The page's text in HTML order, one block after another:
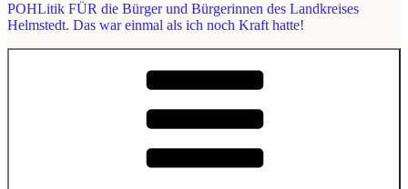
POHLitik FÜR die Bürger und Bürgerinnen des Landkreises
Helmstedt. Das war einmal als ich noch Kraft hatte!